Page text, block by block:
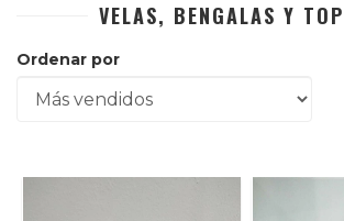
VELAS, BENGALAS Y
Ordenar por